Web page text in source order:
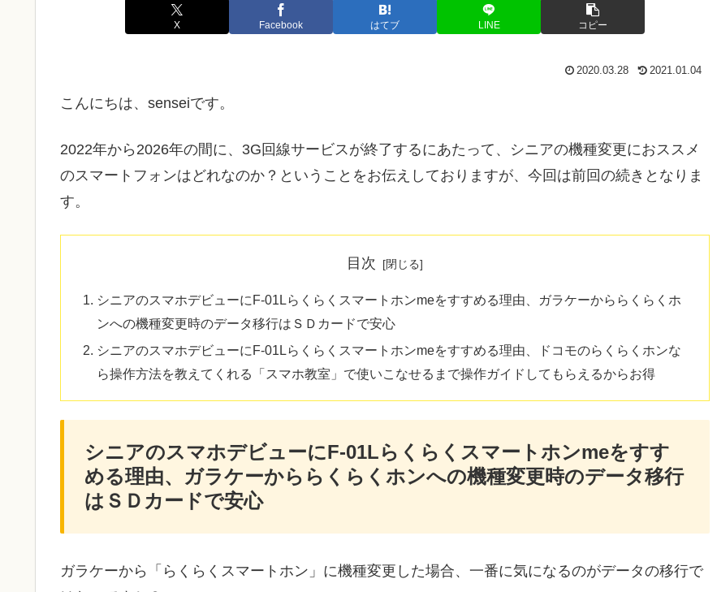
X Facebook はてブ LINE コピー
2020.03.28 2021.01.04
こんにちは、senseiです。
2022年から2026年の間に、3G回線サービスが終了するにあたって、シニアの機種変更におススメ
のスマートフォンはどれなのか？ということをお伝えしておりますが、今回は前回の続きとなりま
す。
目次
シニアのスマホデビューにF-01Lらくらくスマートホンmeをすすめる理由、ガラケーかららくらくホ
ンへの機種変更時のデータ移行はＳＤカードで安心
シニアのスマホデビューにF-01Lらくらくスマートホンmeをすすめる理由、ドコモのらくらくホンな
ら操作方法を教えてくれる「スマホ教室」で使いこなせるまで操作ガイドしてもらえるからお得
シニアのスマホデビューにF-01Lらくらくスマートホンmeをすす
める理由、ガラケーかららくらくホンへの機種変更時のデータ移行
はＳＤカードで安心
ガラケーから「らくらくスマートホン」に機種変更した場合、一番に気になるのがデータの移行で